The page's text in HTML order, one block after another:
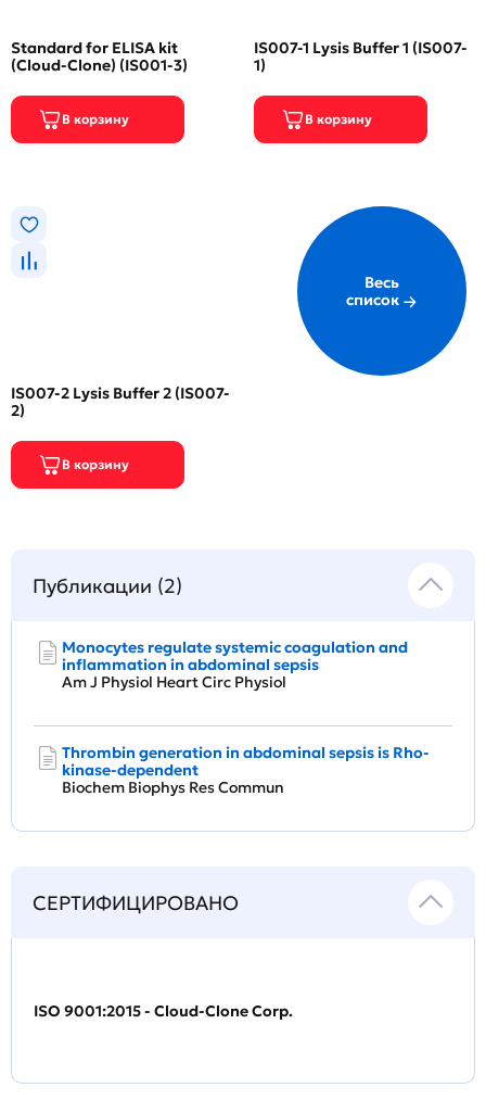
Standard for ELISA kit
(Cloud-Clone) (IS001-3)
IS007-1 Lysis Buffer 1 (IS007-
1)
IS007-2 Lysis Buffer 2 (IS007-
2)
Весь
список
Публикации (2)
Monocytes regulate systemic coagulation and
inflammation in abdominal sepsis
Am J Physiol Heart Circ Physiol
Thrombin generation in abdominal sepsis is Rho-
kinase-dependent
Biochem Biophys Res Commun
СЕРТИФИЦИРОВАНО
ISO 9001:2015 - Cloud-Clone Corp.